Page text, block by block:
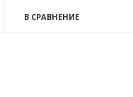
В СРАВНЕНИЕ